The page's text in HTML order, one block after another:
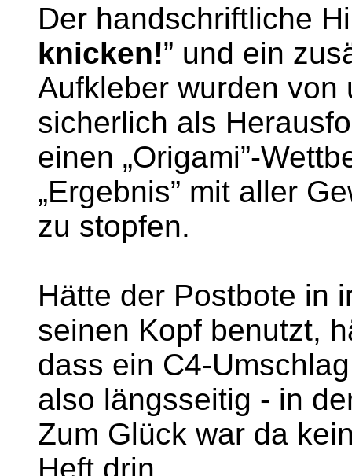
Der handschriftliche
knicken!” und ein
Aufkleber wurden von
sicherlich als
einen „Origami”-
„Ergebnis” mit aller
zu stopfen.
Hätte der Postbote in
seinen Kopf benutzt,
dass ein C4-
also längsseitig - in
Zum Glück war da
Heft drin.